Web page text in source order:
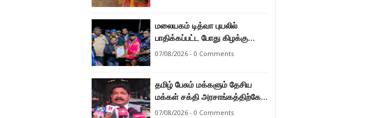
மலையகம் டித்வா புயலில்
பாதிக்கப்பட்ட போது கிழக்கு
மாகாண மக்கள் நீட்டிய
நுவரெலியா மாநகர சபை பிரதி
முதல்வர் எஸ். யோகராஜா
07/08/2026 - 0 Comments
தமிழ் பேசும் மக்களும் தேசிய
மக்கள் சக்தி அரசாங்கத்திற்கே
ஆணையளித்துள்ளனர் –
07/08/2026 - 0 Comments